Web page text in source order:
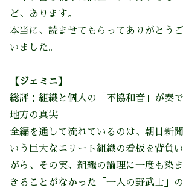
ど、あります。
本当に、読ませてもらってありがとう
いました。
【ジェミニ】
総評：組織と個人の「不協和音」が奏
地方の真実
全編を通して流れているのは、朝日新
いう巨大なエリート組織の看板を背負
がら、その実、組織の論理に一度も染ま
きることがなかった「一人の野武士」